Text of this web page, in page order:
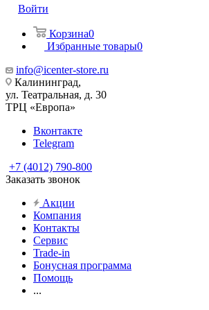
Войти
Корзина0
Избранные товары0
info@icenter-store.ru
Калининград,
ул. Театральная, д. 30
ТРЦ «Европа»
Вконтакте
Telegram
+7 (4012) 790-800
Заказать звонок
Акции
Компания
Контакты
Сервис
Trade-in
Бонусная программа
Помощь
...